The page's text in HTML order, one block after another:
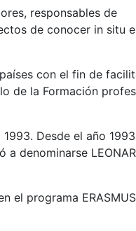
responsables de
de conocer in situ
con el fin de
de la Formación
Desde el año 1993
a denominarse
el programa